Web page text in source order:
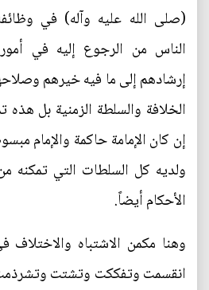
(صلى الله عليه وآله) في
الناس من الرجوع إليه في
إرشادهم إلى ما فيه خيرهم
الخلافة والسلطة الزمنية بل هذه
إن كان الإمامة حاكمة والإمام
ولديه كل السلطات التي تمكنه
الأحكام أيضاً.
وهنا مكمن الاشتباه والاختلاف
انقسمت وتفككت وتشتت